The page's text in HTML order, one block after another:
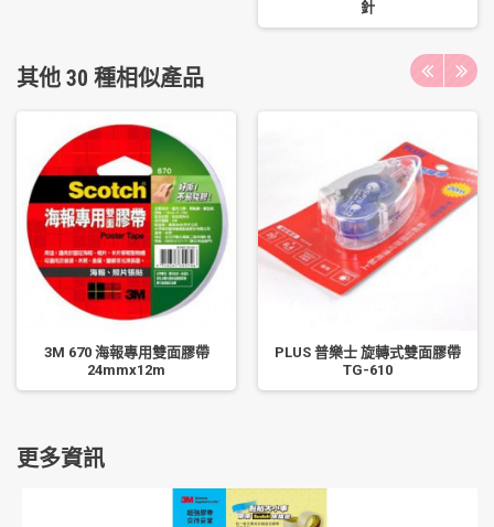
針
其他 30 種相似產品
3M 670 海報專用雙面膠帶
24mmx12m
PLUS 普樂士 旋轉式雙面膠帶
TG-610
更多資訊